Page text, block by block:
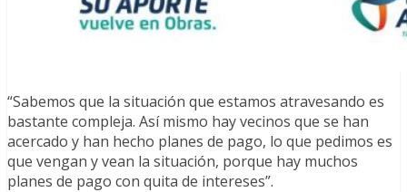
“Sabemos que la situación que estamos atravesando es
bastante compleja. Así mismo hay vecinos que se han
acercado y han hecho planes de pago, lo que pedimos es
que vengan y vean la situación, porque hay muchos
planes de pago con quita de intereses”.